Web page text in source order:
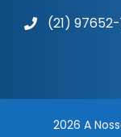
(21)
2026 A